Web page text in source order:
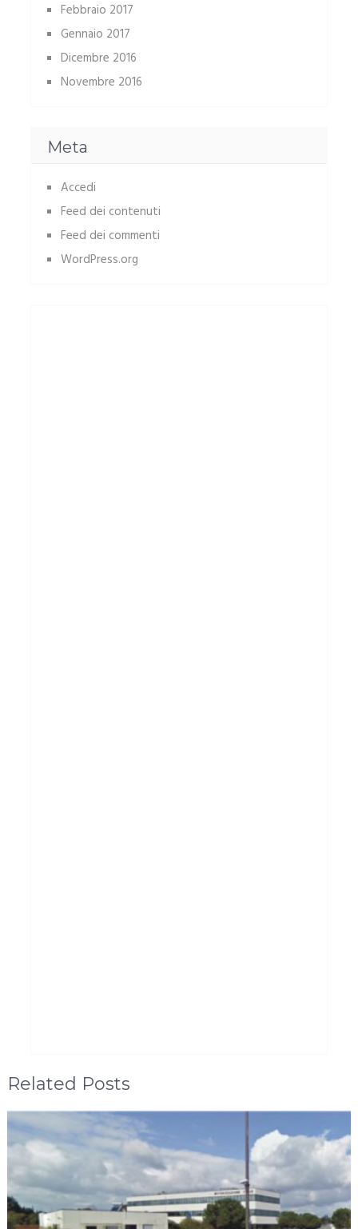
Febbraio 2017
Gennaio 2017
Dicembre 2016
Novembre 2016
Meta
Accedi
Feed dei contenuti
Feed dei commenti
WordPress.org
Related Posts